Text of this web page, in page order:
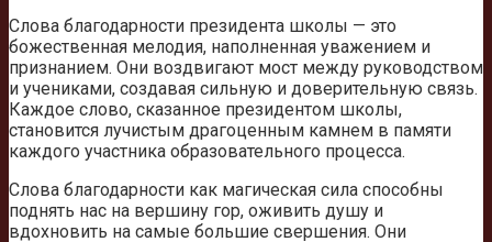
Слова благодарности президента школы — это
божественная мелодия, наполненная уважением и
признанием. Они воздвигают мост между руководством
и учениками, создавая сильную и доверительную связь.
Каждое слово, сказанное президентом школы,
становится лучистым драгоценным камнем в памяти
каждого участника образовательного процесса.
Слова благодарности как магическая сила способны
поднять нас на вершину гор, оживить душу и
вдохновить на самые большие свершения. Они